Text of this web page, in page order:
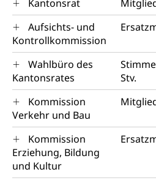
Kantonsrat
Aufsichts- und
Kontrollkommission
Wahlbüro des
Kantonsrates
Stv.
Kommission
Verkehr und Bau
Kommission
Erziehung, Bildung
und Kultur
Bücher, Bundesarchiv,
Staatsarchiv
Zentral- und
Archiv der
Kulturelle Einrichtungen
Museen, Theater, Bibliotheken
Dienststelle
Kunst & Kultur
Kulturförderung
Kulturpolitik,
kulturelles Angebot,
Nachwuchsförderung,
Förderung,
Werkbeitrag,
Bildende Kunst, Angewandte
Musik, Entwicklung,